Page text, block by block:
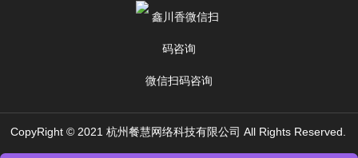
微信扫码咨询
CopyRight © 2021 杭州餐慧网络科技有限公司 All Rights Reserved.